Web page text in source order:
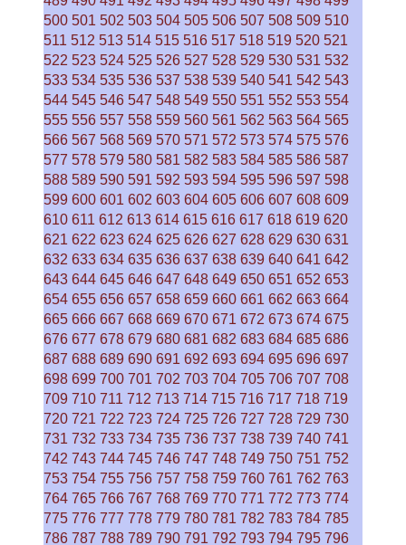
500 501 502 503 504 505 506 507 508 509 510
511 512 513 514 515 516 517 518 519 520 521
522 523 524 525 526 527 528 529 530 531 532
533 534 535 536 537 538 539 540 541 542 543
544 545 546 547 548 549 550 551 552 553 554
555 556 557 558 559 560 561 562 563 564 565
566 567 568 569 570 571 572 573 574 575 576
577 578 579 580 581 582 583 584 585 586 587
588 589 590 591 592 593 594 595 596 597 598
599 600 601 602 603 604 605 606 607 608 609
610 611 612 613 614 615 616 617 618 619 620
621 622 623 624 625 626 627 628 629 630 631
632 633 634 635 636 637 638 639 640 641 642
643 644 645 646 647 648 649 650 651 652 653
654 655 656 657 658 659 660 661 662 663 664
665 666 667 668 669 670 671 672 673 674 675
676 677 678 679 680 681 682 683 684 685 686
687 688 689 690 691 692 693 694 695 696 697
698 699 700 701 702 703 704 705 706 707 708
709 710 711 712 713 714 715 716 717 718 719
720 721 722 723 724 725 726 727 728 729 730
731 732 733 734 735 736 737 738 739 740 741
742 743 744 745 746 747 748 749 750 751 752
753 754 755 756 757 758 759 760 761 762 763
764 765 766 767 768 769 770 771 772 773 774
775 776 777 778 779 780 781 782 783 784 785
786 787 788 789 790 791 792 793 794 795 796